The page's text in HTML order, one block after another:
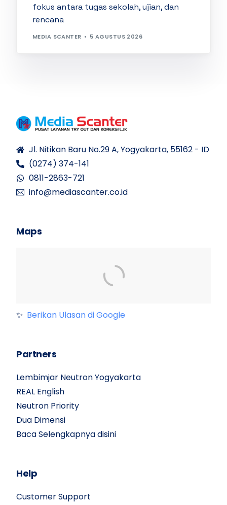
fokus antara tugas sekolah, ujian, dan
rencana
MEDIA SCANTER 5 AGUSTUS 2026
Jl. Nitikan Baru No.29 A, Yogyakarta, 55162 - ID
(0274) 374-141
0811-2863-721
info@mediascanter.co.id
Maps
✨ Berikan Ulasan di Google
Partners
Lembimjar Neutron Yogyakarta
REAL English
Neutron Priority
Dua Dimensi
Baca Selengkapnya disini
Help
Customer Support